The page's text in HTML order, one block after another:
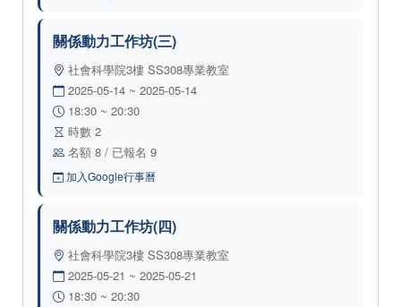
關係動力工作坊(三)
社會科學院3樓 SS308專業教室
2025-05-14 ~ 2025-05-14
18:30 ~ 20:30
時數 2
名額 8 / 已報名 9
加入Google行事曆
關係動力工作坊(四)
社會科學院3樓 SS308專業教室
2025-05-21 ~ 2025-05-21
18:30 ~ 20:30